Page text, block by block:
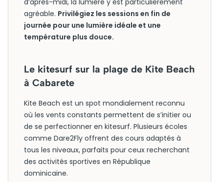
d’après-midi, la lumière y est particulièrement
agréable. Privilégiez les sessions en fin de
journée pour une lumière idéale et une
température plus douce.
Le kitesurf sur la plage de Kite Beach
à Cabarete
Kite Beach est un spot mondialement reconnu
où les vents constants permettent de s’initier ou
de se perfectionner en kitesurf. Plusieurs écoles
comme Dare2Fly offrent des cours adaptés à
tous les niveaux, parfaits pour ceux recherchant
des activités sportives en République
dominicaine.